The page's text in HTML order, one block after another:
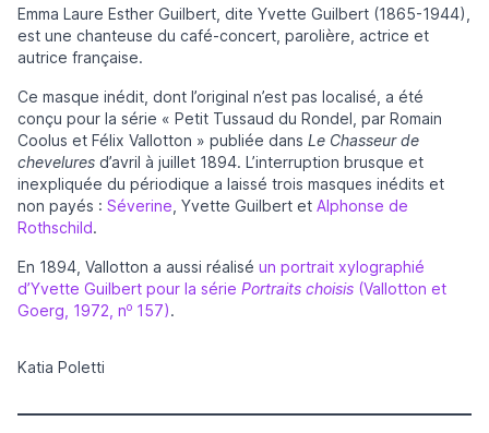
Emma Laure Esther Guilbert, dite Yvette Guilbert (1865-1944),
est une chanteuse du café-concert, parolière, actrice et
autrice française.
Ce masque inédit, dont l’original n’est pas localisé, a été
conçu pour la série « Petit Tussaud du Rondel, par Romain
Coolus et Félix Vallotton » publiée dans Le Chasseur de
chevelures d’avril à juillet 1894. L’interruption brusque et
inexpliquée du périodique a laissé trois masques inédits et
non payés : Séverine , Yvette Guilbert et Alphonse de
Rothschild.
En 1894, Vallotton a aussi réalisé un portrait xylographié
d’Yvette Guilbert pour la série Portraits choisis (Vallotton et
Goerg, 1972, no 157).
Katia Poletti